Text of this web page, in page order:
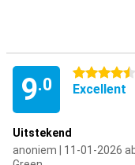
9.0
4.5 stars
Excellent
Uitstekend
anoniem | 11-01-2026